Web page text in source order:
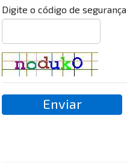
Digite o código de segurança
Enviar